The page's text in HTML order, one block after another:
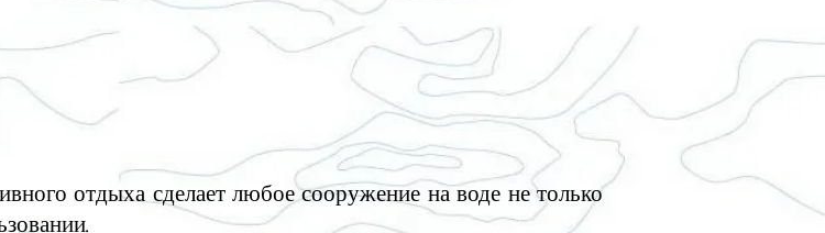
отдыха сделает любое сооружение на воде не только